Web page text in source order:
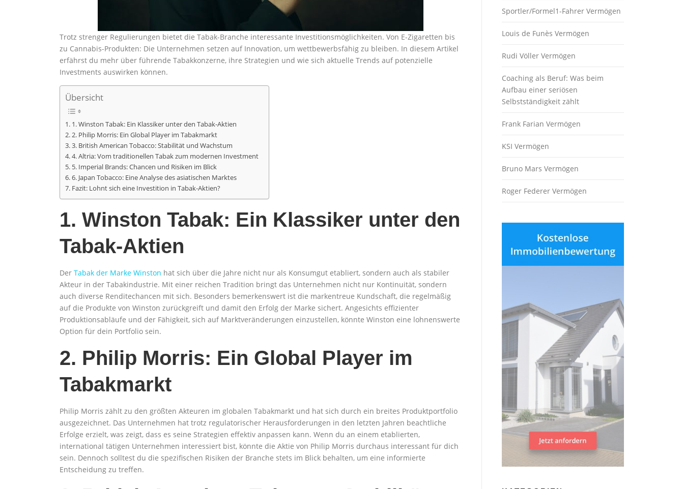
Trotz strenger Regulierungen bietet die Tabak-Branche interessante Investitionsmöglichkeiten. Von E-Zigaretten bis
zu Cannabis-Produkten: Die Unternehmen setzen auf Innovation, um wettbewerbsfähig zu bleiben. In diesem Artikel
erfährst du mehr über führende Tabakkonzerne, ihre Strategien und wie sich aktuelle Trends auf potenzielle
Investments auswirken können.
Übersicht
1. Winston Tabak: Ein Klassiker unter den Tabak-Aktien
2. Philip Morris: Ein Global Player im Tabakmarkt
3. British American Tobacco: Stabilität und Wachstum
4. Altria: Vom traditionellen Tabak zum modernen Investment
5. Imperial Brands: Chancen und Risiken im Blick
6. Japan Tobacco: Eine Analyse des asiatischen Marktes
Fazit: Lohnt sich eine Investition in Tabak-Aktien?
1. Winston Tabak: Ein Klassiker unter den
Tabak-Aktien
Der Tabak der Marke Winston hat sich über die Jahre nicht nur als Konsumgut etabliert, sondern auch als stabiler
Akteur in der Tabakindustrie. Mit einer reichen Tradition bringt das Unternehmen nicht nur Kontinuität, sondern
auch diverse Renditechancen mit sich. Besonders bemerkenswert ist die markentreue Kundschaft, die regelmäßig
auf die Produkte von Winston zurückgreift und damit den Erfolg der Marke sichert. Angesichts effizienter
Produktionsabläufe und der Fähigkeit, sich auf Marktveränderungen einzustellen, könnte Winston eine lohnenswerte
Option für dein Portfolio sein.
2. Philip Morris: Ein Global Player im
Tabakmarkt
Philip Morris zählt zu den größten Akteuren im globalen Tabakmarkt und hat sich durch ein breites Produktportfolio
ausgezeichnet. Das Unternehmen hat trotz regulatorischer Herausforderungen in den letzten Jahren beachtliche
Erfolge erzielt, was zeigt, dass es seine Strategien effektiv anpassen kann. Wenn du an einem etablierten,
international tätigen Unternehmen interessiert bist, könnte die Aktie von Philip Morris durchaus interessant für dich
sein. Dennoch solltest du die spezifischen Risiken der Branche stets im Blick behalten, um eine informierte
Entscheidung zu treffen.
Sportler/Formel1-Fahrer Vermögen
Louis de Funès Vermögen
Rudi Völler Vermögen
Coaching als Beruf: Was beim
Aufbau einer seriösen
Selbstständigkeit zählt
Frank Farian Vermögen
KSI Vermögen
Bruno Mars Vermögen
Roger Federer Vermögen